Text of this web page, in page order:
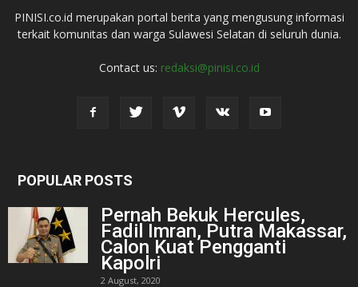
PINISI.co.id merupakan portal berita yang mengusung informasi
terkait komunitas dan warga Sulawesi Selatan di seluruh dunia.
Contact us: redaksi@pinisi.co.id
POPULAR POSTS
Pernah Bekuk Hercules,
Fadil Imran, Putra Makassar,
Calon Kuat Pengganti
Kapolri
2 August, 2020